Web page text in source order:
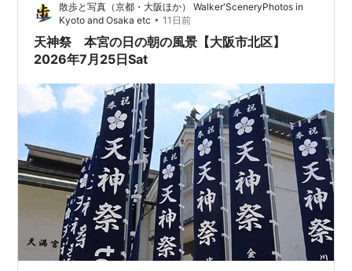
“MEMORIAL” と銘打つからには飾り帯付き姿に戻して欲
しいと思うけど。 （15:47） こちらは新製…
散歩と写真（京都・大阪ほか） Walker'SceneryPhotos in
Kyoto and Osaka etc • 11日前
天神祭 本宮の日の朝の風景【大阪市北区】
2026年7月25日Sat